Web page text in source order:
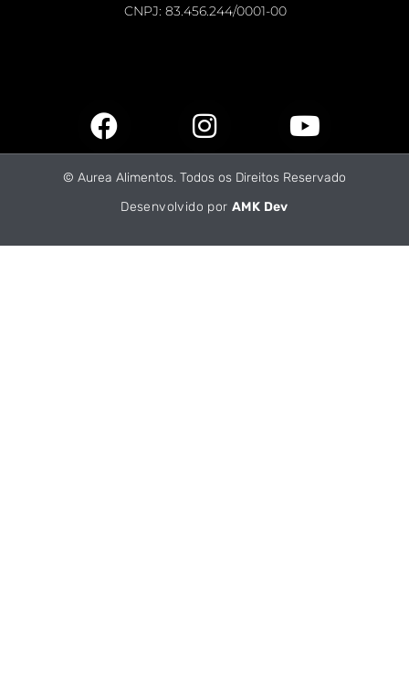
CNPJ: 83.456.244/0001-00 ​
© Aurea Alimentos. Todos os Direitos Reservado
Desenvolvido por AMK Dev